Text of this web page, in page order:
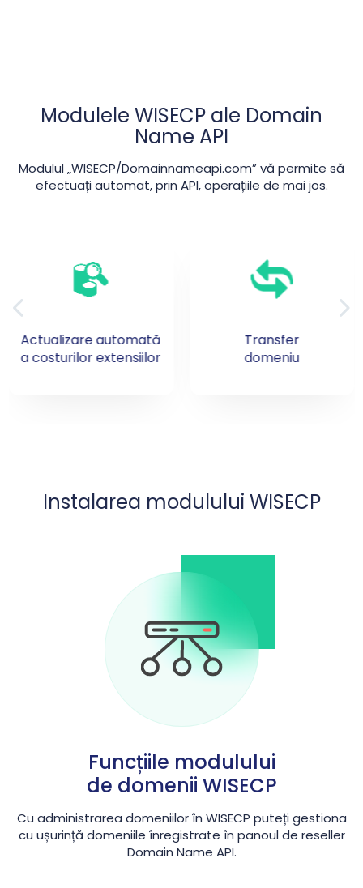
Modulele WISECP ale Domain
Name API
Modulul „WISECP/Domainnameapi.com” vă permite să
efectuați automat, prin API, operațiile de mai jos.
Transfer
domeniu
Reînnoire
domeniu
Instalarea modulului WISECP
Funcțiile modulului
de domenii WISECP
Cu administrarea domeniilor în WISECP puteți gestiona
cu ușurință domeniile înregistrate în panoul de reseller
Domain Name API.